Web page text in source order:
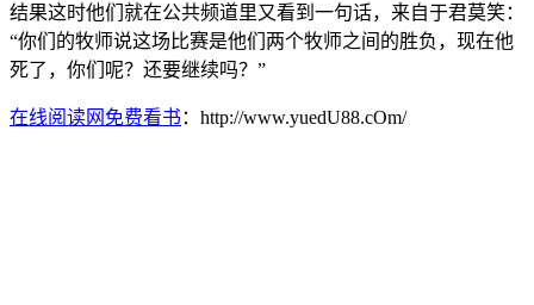
结果这时他们就在公共频道里又看到一句话，来自于君莫笑：
“你们的牧师说这场比赛是他们两个牧师之间的胜负，现在他
死了，你们呢？还要继续吗？”
在线阅读网免费看书 ：http://www.yuedU88.cOm/